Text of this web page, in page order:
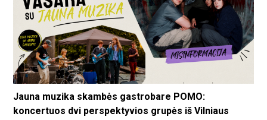
Jauna muzika skambės gastrobare POMO:
koncertuos dvi perspektyvios grupės iš Vilniaus